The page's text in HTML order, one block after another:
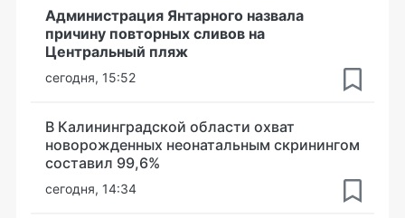
Администрация Янтарного назвала
причину повторных сливов на
Центральный пляж
сегодня, 15:52
В Калининградской области охват
новорожденных неонатальным скринингом
составил 99,6%
сегодня, 14:34